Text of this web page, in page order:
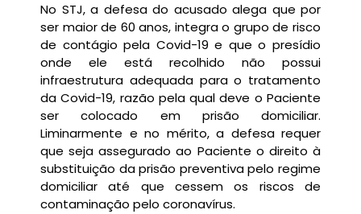
No STJ, a defesa do acusado alega que por
ser maior de 60 anos, integra o grupo de risco
de contágio pela Covid-19 e que o presídio
onde ele está recolhido não possui
infraestrutura adequada para o tratamento
da Covid-19, razão pela qual deve o Paciente
ser colocado em prisão domiciliar.
Liminarmente e no mérito, a defesa requer
que seja assegurado ao Paciente o direito à
substituição da prisão preventiva pelo regime
domiciliar até que cessem os riscos de
contaminação pelo coronavírus.